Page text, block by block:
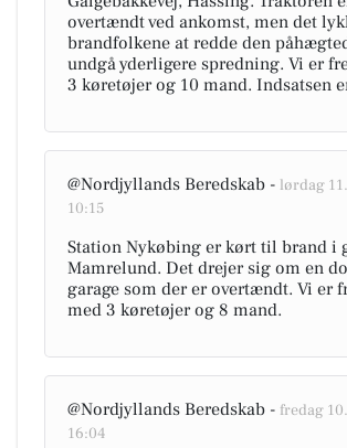
overtændt ved ankomst, men det
brandfolkene at redde den
undgå yderligere spredning. Vi er
3 køretøjer og 10 mand. Indsatsen
@Nordjyllands Beredskab - lørdag
10:15
Station Nykøbing er kørt til brand i
Mamrelund. Det drejer sig om en
garage som der er overtændt. Vi er
med 3 køretøjer og 8 mand.
@Nordjyllands Beredskab - fredag
16:04